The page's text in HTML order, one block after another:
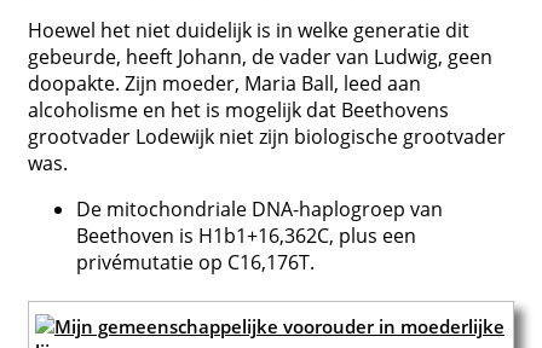
Hoewel het niet duidelijk is in welke generatie dit
gebeurde, heeft Johann, de vader van Ludwig, geen
doopakte. Zijn moeder, Maria Ball, leed aan
alcoholisme en het is mogelijk dat Beethovens
grootvader Lodewijk niet zijn biologische grootvader
was.
De mitochondriale DNA-haplogroep van
Beethoven is H1b1+16,362C, plus een
privémutatie op C16,176T.